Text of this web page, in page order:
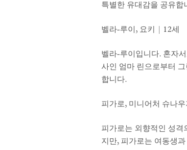
특별한 유대감을 공유합
벨라-루이, 요키 | 12세
벨라-루이입니다. 혼자
사인 엄마 린으로부터
합니다.
피가로, 미니어처 슈나우
피가로는 외향적인 성격
지만, 피가로는 여동생